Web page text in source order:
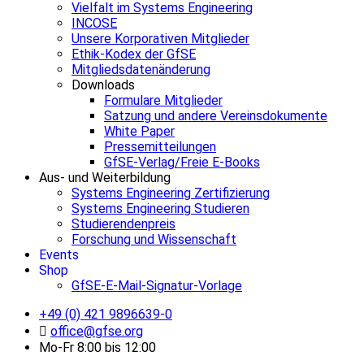
Vielfalt im Systems Engineering
INCOSE
Unsere Korporativen Mitglieder
Ethik-Kodex der GfSE
Mitgliedsdatenänderung
Downloads
Formulare Mitglieder
Satzung und andere Vereinsdokumente
White Paper
Pressemitteilungen
GfSE-Verlag/Freie E-Books
Aus- und Weiterbildung
Systems Engineering Zertifizierung
Systems Engineering Studieren
Studierendenpreis
Forschung und Wissenschaft
Events
Shop
GfSE-E-Mail-Signatur-Vorlage
+49 (0) 421 9896639-0
office@gfse.org
Mo-Fr 8:00 bis 12:00